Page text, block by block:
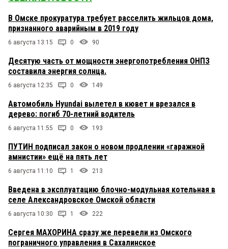
В Омске прокуратура требует расселить жильцов дома,
признанного аварийным в 2019 году
6 августа 13:15 0 90
Десятую часть от мощности энергопотребления ОНПЗ
составила энергия солнца.
6 августа 12:35 0 149
Автомобиль Hyundai вылетел в кювет и врезался в
дерево: погиб 70-летний водитель
6 августа 11:55 0 193
ПУТИН подписал закон о новом продлении «гаражной
амнистии» ещё на пять лет
6 августа 11:10 1 213
Введена в эксплуатацию блочно-модульная котельная в
селе Александровское Омской области
6 августа 10:30 1 222
Сергея МАХОРИНА сразу же перевели из Омского
пограничного управления в Сахалинское